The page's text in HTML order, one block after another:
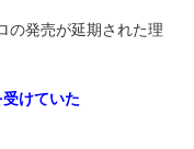
の発売が延期された理
けていた